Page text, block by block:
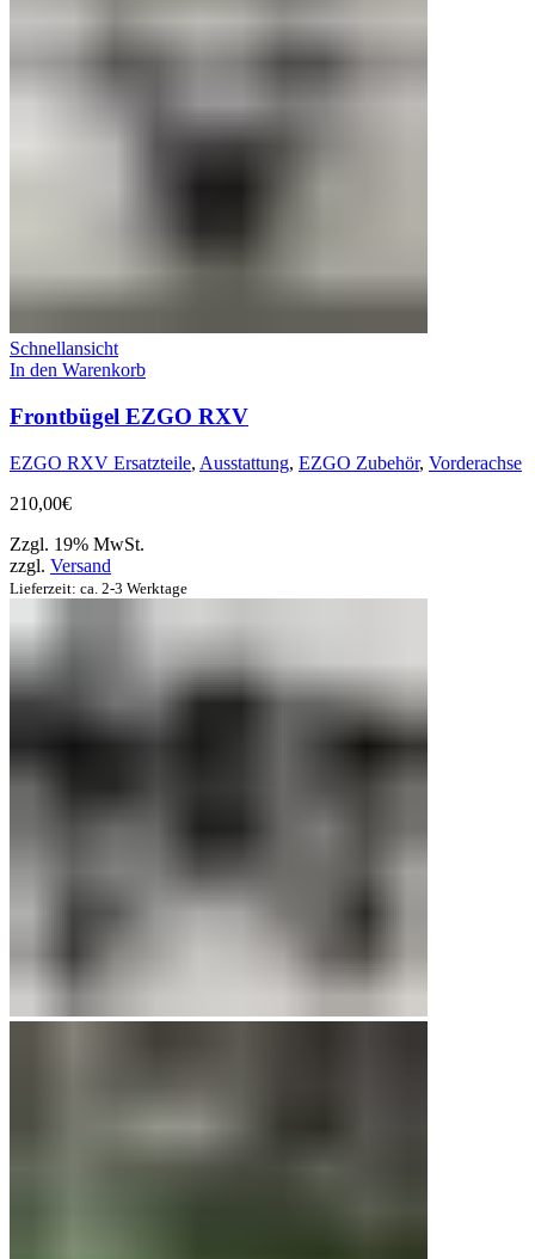
Schnellansicht
In den Warenkorb
Frontbügel EZGO RXV
EZGO RXV Ersatzteile, Ausstattung, EZGO Zubehör, Vorderachse
210,00€
Zzgl. 19% MwSt.
zzgl. Versand
Lieferzeit: ca. 2-3 Werktage